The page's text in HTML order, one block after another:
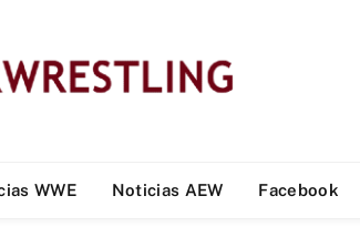
WWE Noticias AEW Facebook